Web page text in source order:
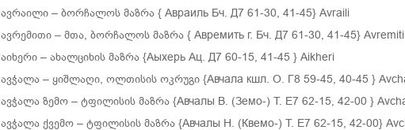
ავრაილი – ბორჩალოს მაზრა { Авраиль Бч. Д7 61-30, 41-45} Avraili
ავრემითი – მთა, ბორჩალოს მაზრა { Авремить г. Бч. Д7 61-30, 41-45} Avremiti
აიხერი – ახალციხის მაზრა {Аыхерь Ац. Д7 60-15, 41-45 } Aikheri
ავჭალა – ყიშლაღი, ოლთისის ოკრუგი {Авчала кшл. О. Г8 59-45, 40-45 }
ავჭალა ზემო – ტფილისის მაზრა {Авчалы В. (Земо-) Т. E7 62-15, 42-00 }
ავჭალა ქვემო – ტფილისის მაზრა {Авчалы Н. (Квемо-) Т. Е7 62-15, 42-00}